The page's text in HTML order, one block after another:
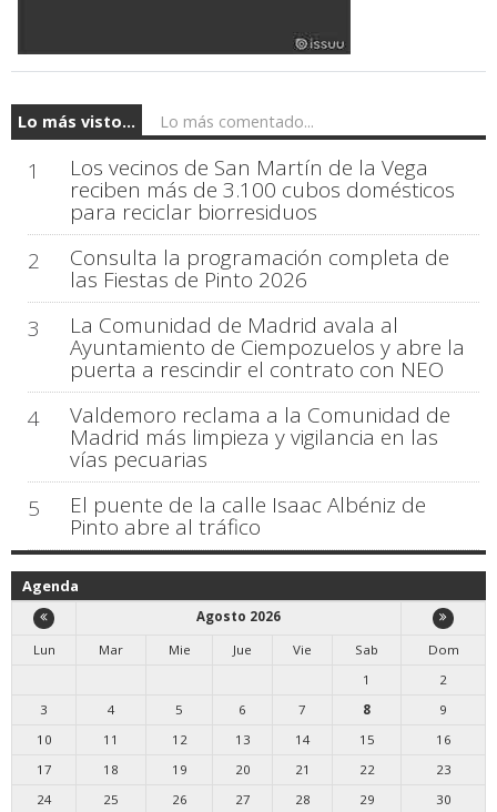
Lo más visto... Lo más comentado...
1 Los vecinos de San Martín de la Vega
reciben más de 3.100 cubos domésticos
para reciclar biorresiduos
2
Consulta la programación completa de
las Fiestas de Pinto 2026
3
La Comunidad de Madrid avala al
Ayuntamiento de Ciempozuelos y abre la
puerta a rescindir el contrato con NEO
4
Valdemoro reclama a la Comunidad de
Madrid más limpieza y vigilancia en las
vías pecuarias
5
El puente de la calle Isaac Albéniz de
Pinto abre al tráfico
Agenda
Agosto 2026
Lun
Mar Mie Jue Vie Sab
Dom
1
2
3
4 5 6 7 8
9
10
11 12 13 14 15
16
17
18 19 20 21 22
23
24
25 26 27 28 29
30